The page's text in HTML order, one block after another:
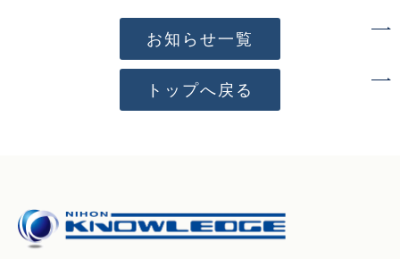
お知らせ一覧
トップへ戻る